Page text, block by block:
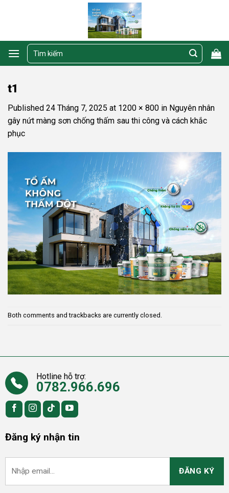
Tìm
kiếm:
t1
Published 24 Tháng 7, 2025 at 1200 × 800 in Nguyên nhân
gây nứt màng sơn chống thấm sau thi công và cách khắc
phục
Both comments and trackbacks are currently closed.
Hotline hỗ trợ:
0782.966.696
Đăng ký nhận tin